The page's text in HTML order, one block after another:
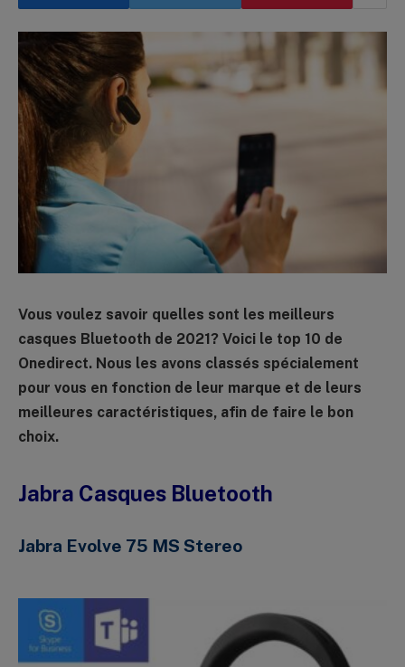
Vous voulez savoir quelles sont les meilleurs
casques Bluetooth de 2021? Voici le top 10 de
Onedirect. Nous les avons classés spécialement
pour vous en fonction de leur marque et de leurs
meilleures caractéristiques, afin de faire le bon
choix.
Jabra Casques Bluetooth
Jabra Evolve 75 MS Stereo